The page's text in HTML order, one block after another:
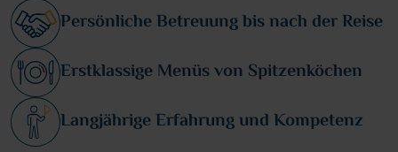
Persönliche Betreuung bis nach der Reise
Erstklassige Menüs von Spitzenköchen
Langjährige Erfahrung und Kompetenz